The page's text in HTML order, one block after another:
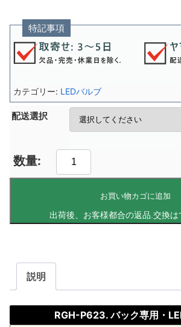
特記事項
配送選択
お買い物カゴに追加
カテゴリー: LEDバルブ
説明
RGH-P623. バック専用・